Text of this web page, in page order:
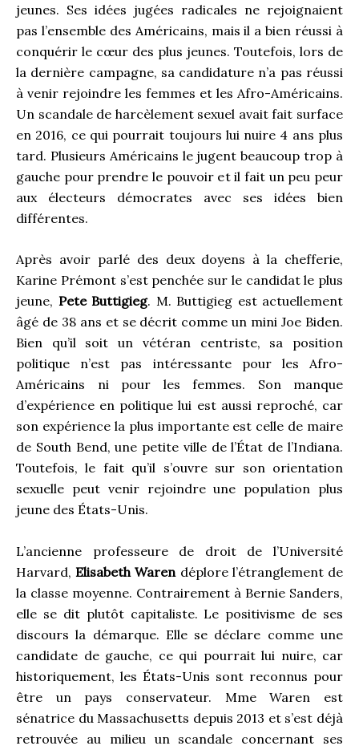
jeunes. Ses idées jugées radicales ne rejoignaient
pas l’ensemble des Américains, mais il a bien réussi à
conquérir le cœur des plus jeunes. Toutefois, lors de
la dernière campagne, sa candidature n’a pas réussi
à venir rejoindre les femmes et les Afro-Américains.
Un scandale de harcèlement sexuel avait fait surface
en 2016, ce qui pourrait toujours lui nuire 4 ans plus
tard. Plusieurs Américains le jugent beaucoup trop à
gauche pour prendre le pouvoir et il fait un peu peur
aux électeurs démocrates avec ses idées bien
différentes.
Après avoir parlé des deux doyens à la chefferie,
Karine Prémont s’est penchée sur le candidat le plus
jeune, Pete Buttigieg. M. Buttigieg est actuellement
âgé de 38 ans et se décrit comme un mini Joe Biden.
Bien qu’il soit un vétéran centriste, sa position
politique n’est pas intéressante pour les Afro-
Américains ni pour les femmes. Son manque
d’expérience en politique lui est aussi reproché, car
son expérience la plus importante est celle de maire
de South Bend, une petite ville de l’État de l’Indiana.
Toutefois, le fait qu’il s’ouvre sur son orientation
sexuelle peut venir rejoindre une population plus
jeune des États-Unis.
L’ancienne professeure de droit de l’Université
Harvard, Elisabeth Waren déplore l’étranglement de
la classe moyenne. Contrairement à Bernie Sanders,
elle se dit plutôt capitaliste. Le positivisme de ses
discours la démarque. Elle se déclare comme une
candidate de gauche, ce qui pourrait lui nuire, car
historiquement, les États-Unis sont reconnus pour
être un pays conservateur. Mme Waren est
sénatrice du Massachusetts depuis 2013 et s’est déjà
retrouvée au milieu un scandale concernant ses